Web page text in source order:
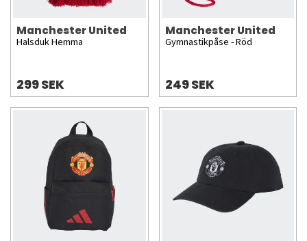
Manchester United
Halsduk Hemma
299 SEK
Manchester United
Gymnastikpåse - Röd
249 SEK